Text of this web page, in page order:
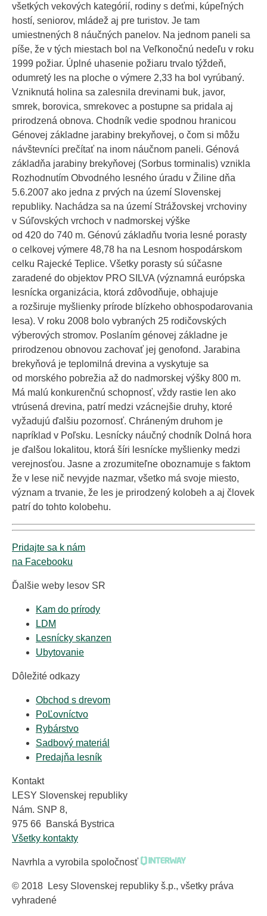
všetkých vekových kategórií, rodiny s deťmi, kúpeľných
hostí, seniorov, mládež aj pre turistov. Je tam
umiestnených 8 náučných panelov. Na jednom paneli sa
píše, že v tých miestach bol na Veľkonočnú nedeľu v roku
1999 požiar. Úplné uhasenie požiaru trvalo týždeň,
odumretý les na ploche o výmere 2,33 ha bol vyrúbaný.
Vzniknutá holina sa zalesnila drevinami buk, javor,
smrek, borovica, smrekovec a postupne sa pridala aj
prirodzená obnova. Chodník vedie spodnou hranicou
Génovej základne jarabiny brekyňovej, o čom si môžu
návštevníci prečítať na inom náučnom paneli. Génová
základňa jarabiny brekyňovej (Sorbus torminalis) vznikla
Rozhodnutím Obvodného lesného úradu v Žiline dňa
5.6.2007 ako jedna z prvých na území Slovenskej
republiky. Nachádza sa na území Strážovskej vrchoviny
v Súľovských vrchoch v nadmorskej výške
od 420 do 740 m. Génovú základňu tvoria lesné porasty
o celkovej výmere 48,78 ha na Lesnom hospodárskom
celku Rajecké Teplice. Všetky porasty sú súčasne
zaradené do objektov PRO SILVA (významná európska
lesnícka organizácia, ktorá zdôvodňuje, obhajuje
a rozširuje myšlienky prírode blízkeho obhospodarovania
lesa). V roku 2008 bolo vybraných 25 rodičovských
výberových stromov. Poslaním génovej základne je
prirodzenou obnovou zachovať jej genofond. Jarabina
brekyňová je teplomilná drevina a vyskytuje sa
od morského pobrežia až do nadmorskej výšky 800 m.
Má malú konkurenčnú schopnosť, vždy rastie len ako
vtrúsená drevina, patrí medzi vzácnejšie druhy, ktoré
vyžadujú ďalšiu pozornosť. Chráneným druhom je
napríklad v Poľsku. Lesnícky náučný chodník Dolná hora
je ďalšou lokalitou, ktorá šíri lesnícke myšlienky medzi
verejnosťou. Jasne a zrozumiteľne oboznamuje s faktom
že v lese nič nevyjde nazmar, všetko má svoje miesto,
význam a trvanie, že les je prirodzený kolobeh a aj človek
patrí do tohto kolobehu.
Pridajte sa k nám
na Facebooku
Ďalšie weby lesov SR
Kam do prírody
LDM
Lesnícky skanzen
Ubytovanie
Dôležité odkazy
Obchod s drevom
PoĽovníctvo
Rybárstvo
Sadbový materiál
Predajňa lesník
Kontakt
LESY Slovenskej republiky
Nám. SNP 8,
975 66 Banská Bystrica
Všetky kontakty
Navrhla a vyrobila spoločnosť
© 2018 Lesy Slovenskej republiky š.p., všetky práva
vyhradené